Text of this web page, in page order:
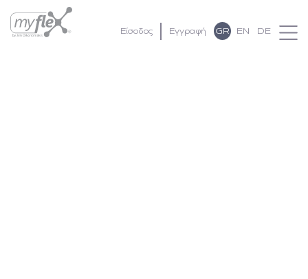
Είσοδος Εγγραφή GR EN DE